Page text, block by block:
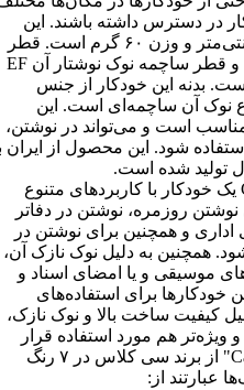
در دسترس داشته باشند. این
خودکار دارای ابعاد ۱۵x۱x۱ سانتی‌متر و وزن ۶۰ گرم است. قطر
نوشتاری آن ۰.۵ میلی‌متر است و قطر ساچمه نوک نوشتار آن EF
میلی‌متر) است. بدنه این خودکار از جنس
نوک آن ساچمه‌ای است. این
است و می‌تواند در نوشتن،
شود. این محصول از ایران
تولید شده است.
خودکار سی کلاس مدل Candid یک خودکار با کاربردهای متنوع
روزمره، نوشتن در دفاتر
و همچنین برای نوشتن در
همچنین به دلیل نوک نازک آن،
موسیقی و یا امضای اسناد و
خودکارها برای استفاده‌های
کیفیت ساخت بالا و نوک نازک،
ویژه‌تر هم مورد استفاده قرار
بگیرند.این خودکار به نام "Candid" از برند سی کلاس در ۷ رنگ
عبارتند از: